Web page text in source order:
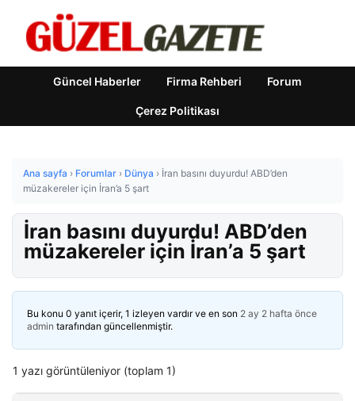
Güncel Haberler Firma Rehberi Forum
Çerez Politikası
Ana sayfa › Forumlar › Dünya › İran basını duyurdu! ABD’den
müzakereler için İran’a 5 şart
İran basını duyurdu! ABD’den
müzakereler için İran’a 5 şart
Bu konu 0 yanıt içerir, 1 izleyen vardır ve en son 2 ay 2 hafta önce
admin tarafından güncellenmiştir.
1 yazı görüntüleniyor (toplam 1)